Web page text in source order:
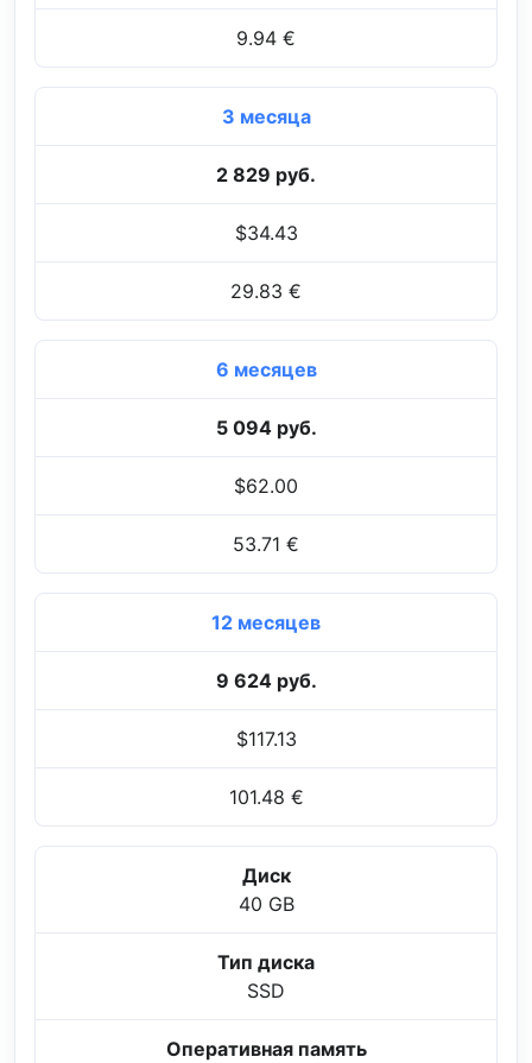
9.94 €
3 месяца
2 829 руб.
$34.43
29.83 €
6 месяцев
5 094 руб.
$62.00
53.71 €
12 месяцев
9 624 руб.
$117.13
101.48 €
Диск
40 GB
Тип диска
SSD
Оперативная память